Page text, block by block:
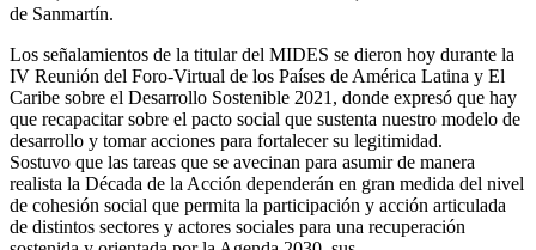
de Sanmartín.
Los señalamientos de la titular del MIDES se dieron hoy durante la
IV Reunión del Foro-Virtual de los Países de América Latina y El
Caribe sobre el Desarrollo Sostenible 2021, donde expresó que hay
que recapacitar sobre el pacto social que sustenta nuestro modelo de
desarrollo y tomar acciones para fortalecer su legitimidad.
Sostuvo que las tareas que se avecinan para asumir de manera
realista la Década de la Acción dependerán en gran medida del nivel
de cohesión social que permita la participación y acción articulada
de distintos sectores y actores sociales para una recuperación